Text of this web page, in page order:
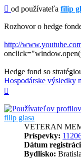
Príspevok
od používateľa filip
Rozhovor o hedge
http://
Hedge fond so
Hospodárske výsledky
filip glasa
VETERAN
Príspevky:
Dátum
Bydlisko: